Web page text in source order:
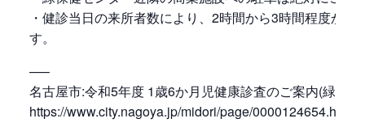
・健診当日の来所者数により、2時間から3時間程度かか
す。
—–
名古屋市:令和5年度 1歳6か月児健康診査のご案内(緑区)
https://www.city.nagoya.jp/midori/page/0000124654.html